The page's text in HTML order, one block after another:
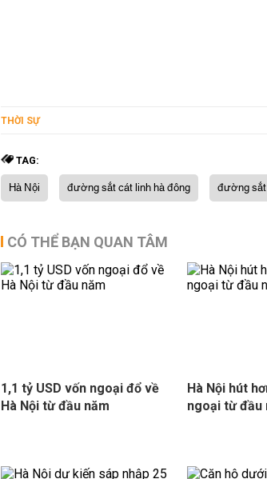
THỜI SỰ
TAG:
Hà Nội đường sắt cát linh hà đông đường
CÓ THỂ BẠN QUAN TÂM
1,1 tỷ USD vốn ngoại đổ về
Hà Nội từ đầu năm
Hà Nội hút
ngoại từ đầu